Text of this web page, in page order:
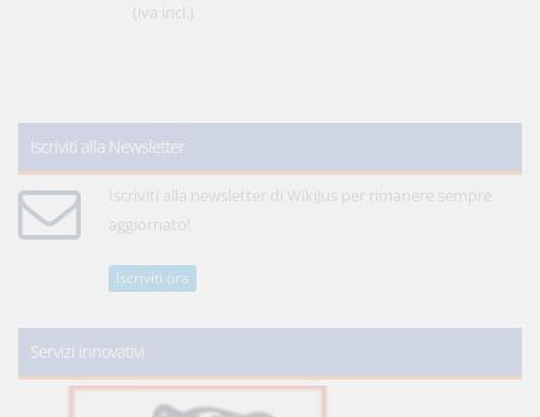
(iva incl.)
Iscriviti alla Newsletter
Iscriviti alla newsletter di WikiJus per rimanere sempre
aggiornato!
Iscriviti ora
Servizi innovativi